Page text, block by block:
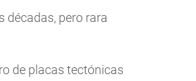
décadas, pero rara
de placas tectónicas